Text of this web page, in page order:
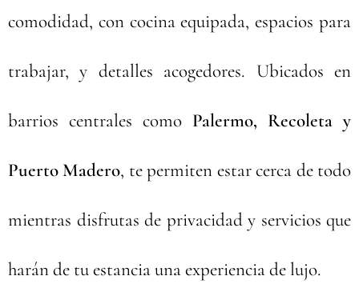
comodidad, con cocina equipada, espacios para
trabajar, y detalles acogedores. Ubicados en
barrios centrales como Palermo, Recoleta y
Puerto Madero, te permiten estar cerca de todo
mientras disfrutas de privacidad y servicios que
harán de tu estancia una experiencia de lujo.